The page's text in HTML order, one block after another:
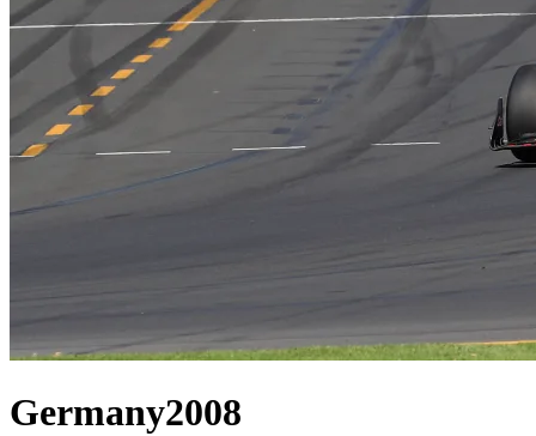
Germany2008